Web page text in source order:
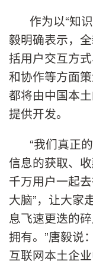
作为以“知
毅明确表示，
括用户交互方
和协作等方面
都将由中国本
提供开发。
“我们真正
信息的获取、
千万用户一起
大脑”，让大家
息飞速更迭的
拥有。”唐毅说
互联网本土企